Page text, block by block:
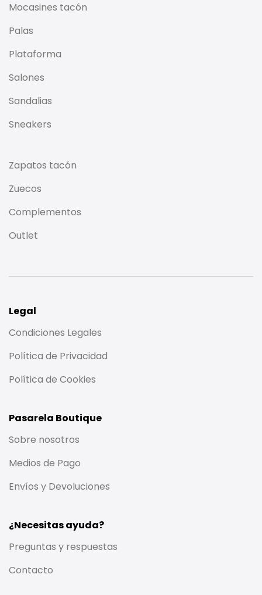
Mocasines tacón
Palas
Plataforma
Salones
Sandalias
Sneakers
Zapatos tacón
Zuecos
Complementos
Outlet
Legal
Condiciones Legales
Política de Privacidad
Política de Cookies
Pasarela Boutique
Sobre nosotros
Medios de Pago
Envíos y Devoluciones
¿Necesitas ayuda?
Preguntas y respuestas
Contacto